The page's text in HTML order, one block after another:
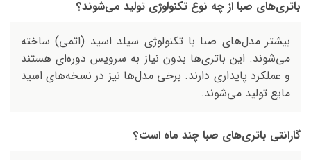
باتری‌های صبا از چه نوع تکنولوژی تولید می‌شوند؟
بیشتر مدل‌های صبا با تکنولوژی سیلد اسید (اتمی) ساخته
می‌شوند. این باتری‌ها بدون نیاز به سرویس دوره‌ای هستند
و عملکرد پایداری دارند. برخی مدل‌ها نیز در نسخه‌های اسید
مایع تولید می‌شوند.
گارانتی باتری‌های صبا چند ماه است؟